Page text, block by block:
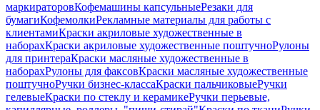
маркираторовКофемашины капсульныеРезаки для
бумагиКофемолкиРекламные материалы для работы с
клиентамиКраски акриловые художественные в
наборахКраски акриловые художественные поштучноРулоны
для принтераКраски масляные художественные в
наборахРулоны для факсовКраски масляные художественные
поштучноРучки бизнес-классаКраски пальчиковыеРучки
гелевыеКраски по стеклу и керамикеРучки перьевые,